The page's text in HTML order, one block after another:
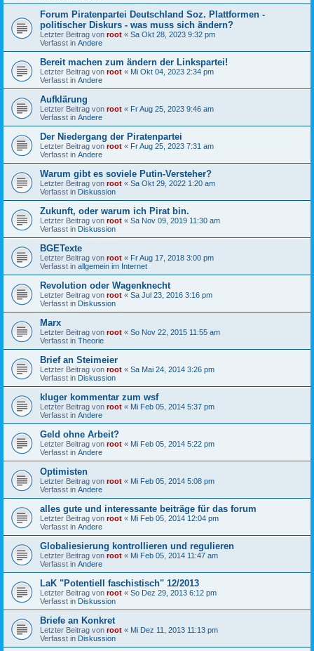
Forum Piratenpartei Deutschland Soz. Plattformen -
politischer Diskurs - was muss sich ändern?
Letzter Beitrag von root « Sa Okt 28, 2023 9:32 pm
Verfasst in Andere
Bereit machen zum ändern der Linkspartei!
Letzter Beitrag von root « Mi Okt 04, 2023 2:34 pm
Verfasst in Andere
Aufklärung
Letzter Beitrag von root « Fr Aug 25, 2023 9:46 am
Verfasst in Andere
Der Niedergang der Piratenpartei
Letzter Beitrag von root « Fr Aug 25, 2023 7:31 am
Verfasst in Andere
Warum gibt es soviele Putin-Versteher?
Letzter Beitrag von root « Sa Okt 29, 2022 1:20 am
Verfasst in Diskussion
Zukunft, oder warum ich Pirat bin.
Letzter Beitrag von root « Sa Nov 09, 2019 11:30 am
Verfasst in Diskussion
BGETexte
Letzter Beitrag von root « Fr Aug 17, 2018 3:00 pm
Verfasst in allgemein im Internet
Revolution oder Wagenknecht
Letzter Beitrag von root « Sa Jul 23, 2016 3:16 pm
Verfasst in Diskussion
Marx
Letzter Beitrag von root « So Nov 22, 2015 11:55 am
Verfasst in Theorie
Brief an Steimeier
Letzter Beitrag von root « Sa Mai 24, 2014 3:26 pm
Verfasst in Diskussion
kluger kommentar zum wsf
Letzter Beitrag von root « Mi Feb 05, 2014 5:37 pm
Verfasst in Andere
Geld ohne Arbeit?
Letzter Beitrag von root « Mi Feb 05, 2014 5:22 pm
Verfasst in Andere
Optimisten
Letzter Beitrag von root « Mi Feb 05, 2014 5:08 pm
Verfasst in Andere
alles gute und interessante beiträge für das forum
Letzter Beitrag von root « Mi Feb 05, 2014 12:04 pm
Verfasst in Andere
Globaliesierung kontrollieren und regulieren
Letzter Beitrag von root « Mi Feb 05, 2014 11:47 am
Verfasst in Andere
LaK "Potentiell faschistisch" 12/2013
Letzter Beitrag von root « So Dez 29, 2013 6:12 pm
Verfasst in Diskussion
Briefe an Konkret
Letzter Beitrag von root « Mi Dez 11, 2013 11:13 pm
Verfasst in Diskussion